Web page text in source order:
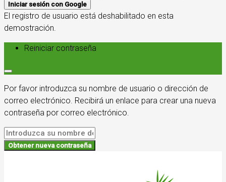
Iniciar sesión con Google
El registro de usuario está deshabilitado en esta
demostración.
Reiniciar contraseña
Por favor introduzca su nombre de usuario o dirección de
correo electrónico. Recibirá un enlace para crear una nueva
contraseña por correo electrónico.
Obtener nueva contraseña